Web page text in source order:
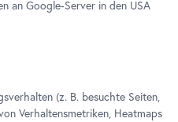
an Google-Server in den USA
(z. B. besuchte Seiten,
Verhaltensmetriken, Heatmaps